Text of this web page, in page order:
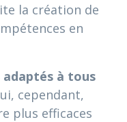
la création de
en
à tous
cependant,
plus efficaces